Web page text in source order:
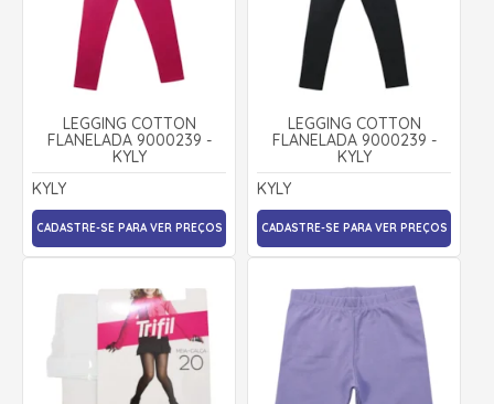
LEGGING COTTON
FLANELADA 9000239 -
KYLY
KYLY
CADASTRE-SE PARA VER PREÇOS
LEGGING COTTON
FLANELADA 9000239 -
KYLY
KYLY
CADASTRE-SE PARA VER PREÇOS